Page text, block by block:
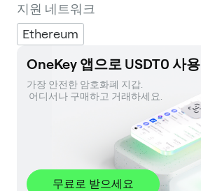
지원 네트워크
Ethereum
OneKey 앱으로 USDT0 사용
가장 안전한 암호화폐 지갑.
어디서나 구매하고 거래하세요.
무료로 받으세요